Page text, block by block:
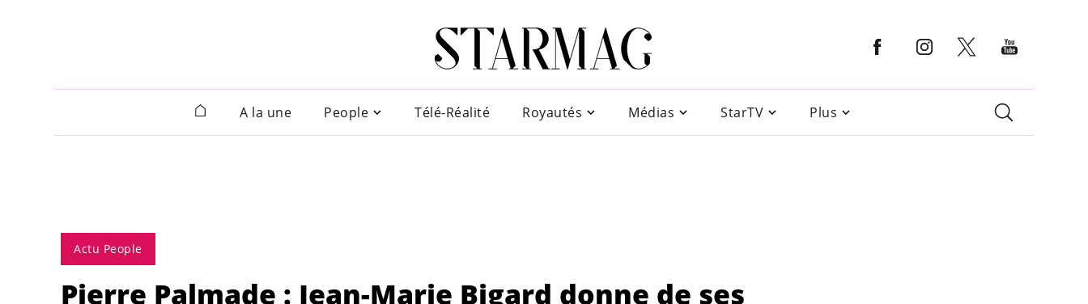
A la une People Télé-Réalité Royautés Médias StarTV Plus
Actu People
Pierre Palmade : Jean-Marie Bigard donne de ses